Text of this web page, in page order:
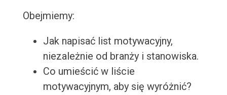
Obejmiemy:
Jak napisać list motywacyjny,
niezależnie od branży i stanowiska.
Co umieścić w liście
motywacyjnym, aby się wyróżnić?